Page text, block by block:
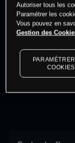
Les prix sont
dernières
Autoriser tous les
Paramétrer les
Vous pouvez en
Gestion des
COOKIES